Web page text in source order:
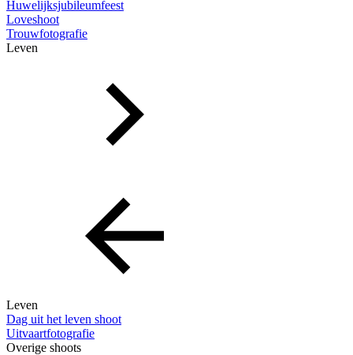
Huwelijksjubileumfeest
Loveshoot
Trouwfotografie
Leven
Leven
Dag uit het leven shoot
Uitvaartfotografie
Overige shoots